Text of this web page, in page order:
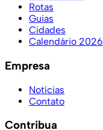
Rotas
Guias
Cidades
Calendário 2026
Empresa
Notícias
Contato
Contribua